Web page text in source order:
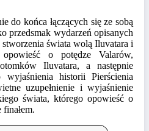
do końca łączących się ze sobą
przedsmak wydarzeń opisanych
świata wolą Iluvatara i
o potędze Valarów,
Iluvatara, a następnie
historii Pierścienia
uzupełnienie i wyjaśnienie
świata, którego opowieść o